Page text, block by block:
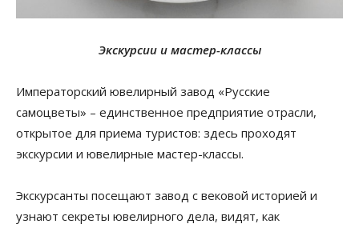
Экскурсии и мастер-классы
Императорский ювелирный завод «Русские
самоцветы» – единственное предприятие отрасли,
открытое для приема туристов: здесь проходят
экскурсии и ювелирные мастер-классы.
Экскурсанты посещают завод с вековой историей и
узнают секреты ювелирного дела, видят, как